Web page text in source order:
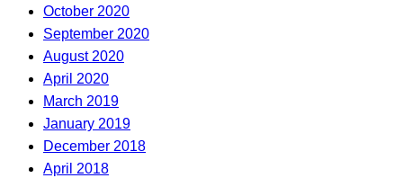
October 2020
September 2020
August 2020
April 2020
March 2019
January 2019
December 2018
April 2018